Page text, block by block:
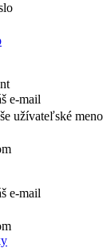
e-mail
užívateľské meno
e-mail